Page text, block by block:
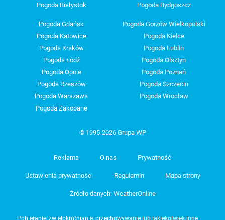
Pogoda Białystok Pogoda Bydgoszcz
Pogoda Gdańsk
Pogoda Gorzów Wielkopolski
Pogoda Katowice
Pogoda Kielce
Pogoda Kraków
Pogoda Lublin
Pogoda Łódź
Pogoda Olsztyn
Pogoda Opole
Pogoda Poznań
Pogoda Rzeszów
Pogoda Szczecin
Pogoda Warszawa
Pogoda Wrocław
Pogoda Zakopane
© 1995-2026 Grupa WP
Reklama O nas Prywatność
Ustawienia prywatności Regulamin Mapa strony
Źródło danych: WeatherOnline
Pobieranie, zwielokrotnianie, przechowywanie lub jakiekolwiek inne